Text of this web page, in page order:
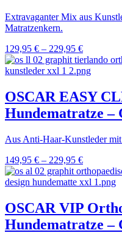
Extravaganter Mix aus
Matratzenkern.
129,95 € – 229,95 €
OSCAR EASY
Hundematratze –
Aus Anti-Haar-Kunstleder
149,95 € – 229,95 €
OSCAR VIP
Hundematratze –